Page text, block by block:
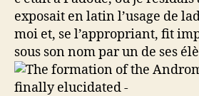
exposait en latin l’usage de
moi et, se l’appropriant, fit
sous son nom par un de ses